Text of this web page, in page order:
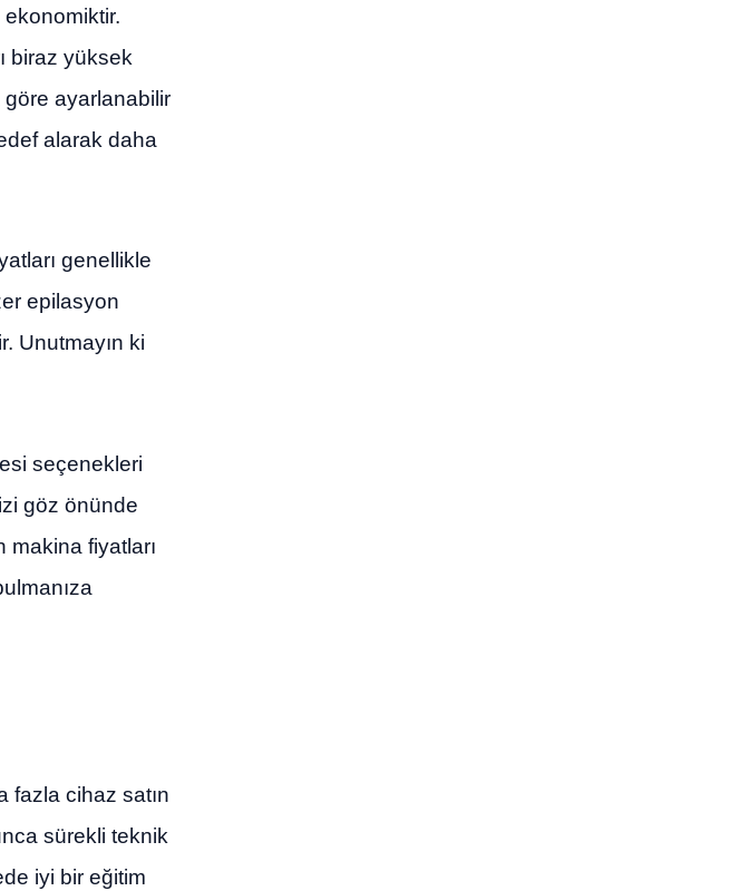
biraz yüksek
ayarlanabilir
alarak daha
genellikle
epilasyon
Unutmayın ki
seçenekleri
göz önünde
makina fiyatları
fazla cihaz satın
sürekli teknik
iyi bir eğitim